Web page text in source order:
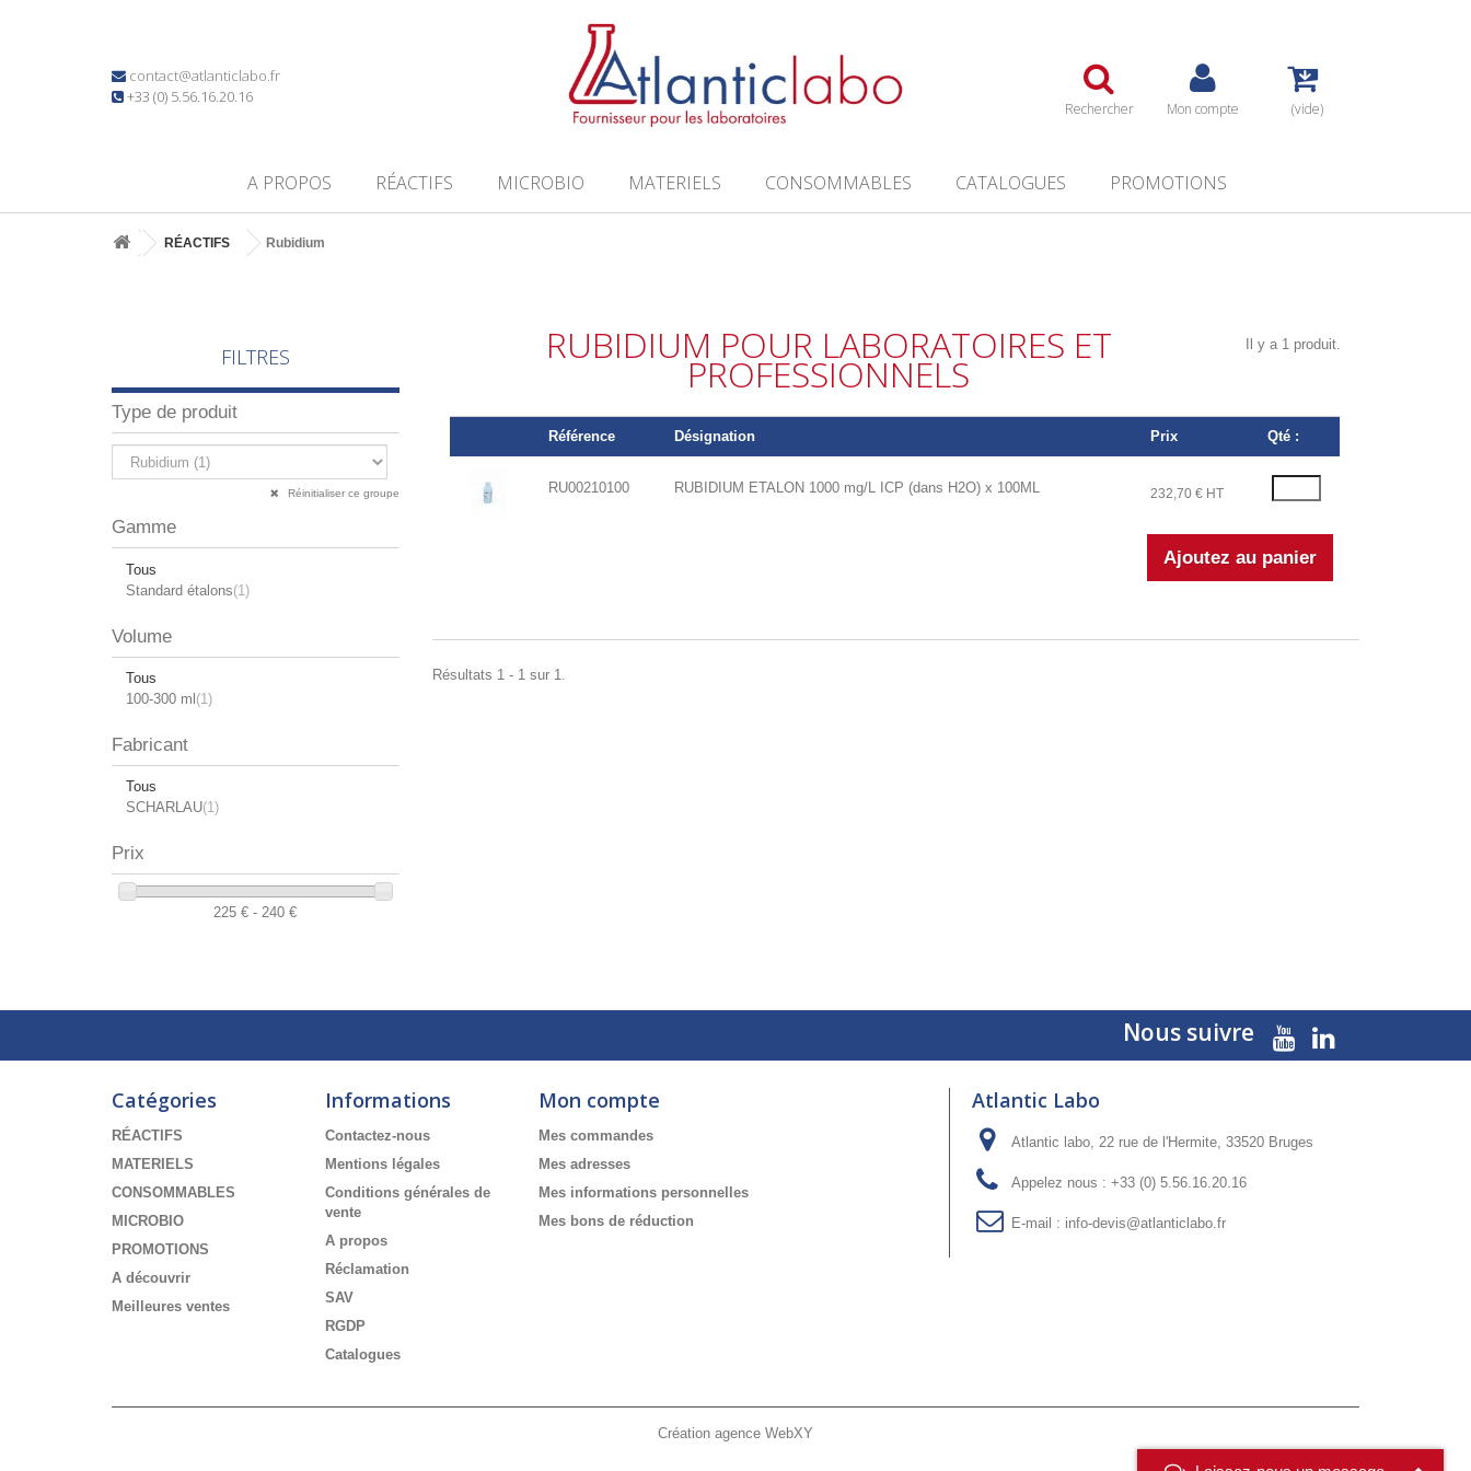
contact@atlanticlabo.fr
+33 (0) 5.56.16.20.16
Rechercher Mon compte (vide)
A PROPOS RÉACTIFS MICROBIO MATERIELS CONSOMMABLES CATALOGUES PROMOTIONS
RÉACTIFS Rubidium
FILTRES
Type de produit
Réinitialiser ce groupe
Gamme
Tous
Standard étalons(1)
Volume
Tous
100-300 ml(1)
Fabricant
Tous
SCHARLAU(1)
Prix
225 € - 240 €
RUBIDIUM POUR LABORATOIRES ET
PROFESSIONNELS
Il y a 1 produit.
Référence Désignation Prix Qté :
RU00210100 RUBIDIUM ETALON 1000 mg/L ICP (dans H2O) x 100ML 232,70 € HT
Résultats 1 - 1 sur 1.
Nous suivre
Catégories
RÉACTIFS
MATERIELS
CONSOMMABLES
MICROBIO
PROMOTIONS
A découvrir
Meilleures ventes
Informations
Contactez-nous
Mentions légales
Conditions générales de
vente
A propos
Réclamation
SAV
RGDP
Catalogues
Création agence WebXY
Mon compte
Mes commandes
Mes adresses
Mes informations personnelles
Mes bons de réduction
Atlantic Labo
Atlantic labo, 22 rue de l'Hermite, 33520 Bruges
Appelez nous : +33 (0) 5.56.16.20.16
E-mail : info-devis@atlanticlabo.fr